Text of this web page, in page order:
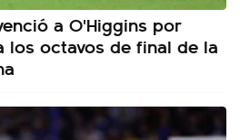
a O'Higgins por
los octavos de final de la